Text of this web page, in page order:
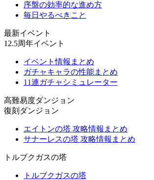
序盤の効率的な進め方
毎日やるべきこと
最新イベント
12.5周年イベント
イベント情報まとめ
ガチャキャラの性能まとめ
11連ガチャシミュレーター
高難易度ダンジョン
復刻ダンジョン
エイトンの塔 攻略情報まとめ
サナーレスの塔 攻略情報まとめ
トルブクガスの塔
トルブクガスの塔